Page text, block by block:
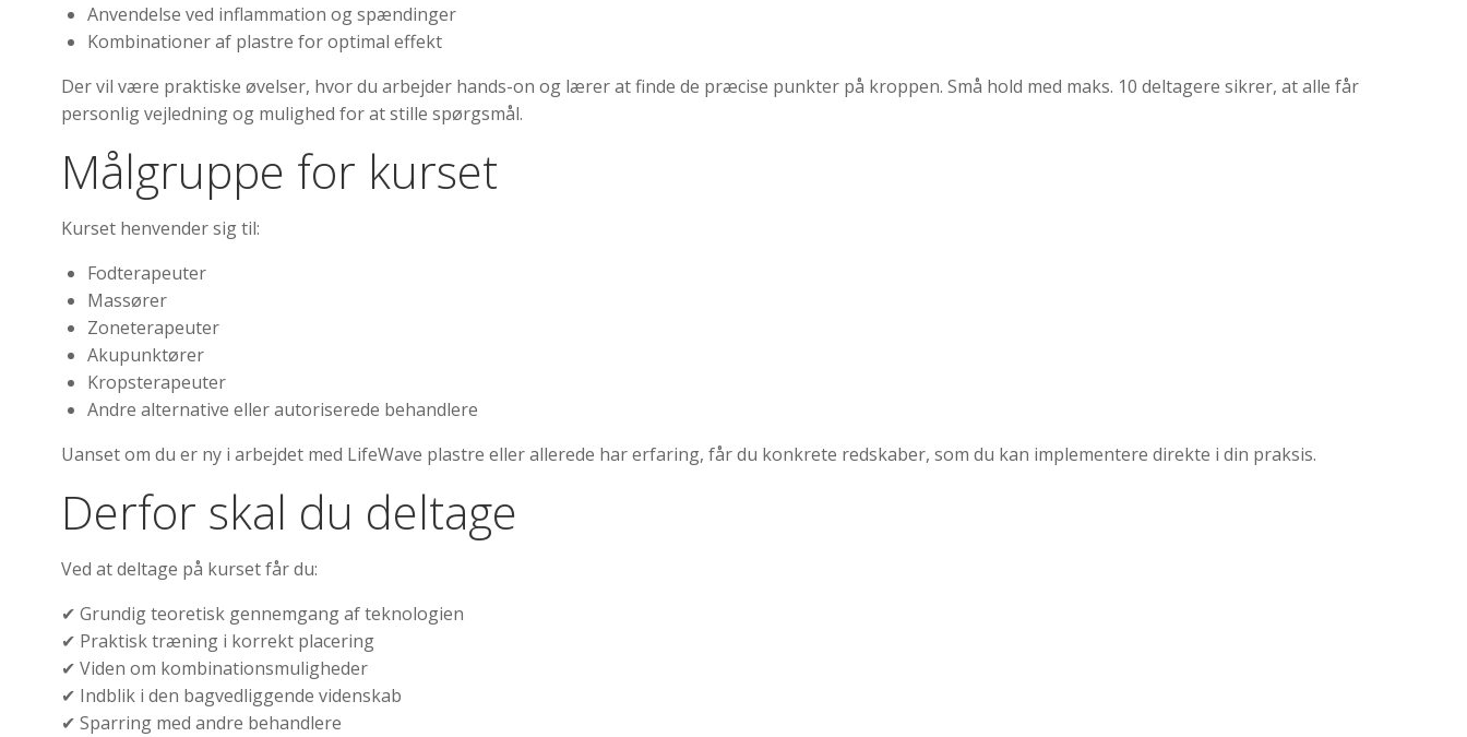
Anvendelse ved inflammation og spændinger
Kombinationer af plastre for optimal effekt
Der vil være praktiske øvelser, hvor du arbejder hands-on og lærer at finde de præcise punkter på kroppen. Små hold med maks. 10 deltagere sikrer, at alle får
personlig vejledning og mulighed for at stille spørgsmål.
Målgruppe for kurset
Kurset henvender sig til:
Fodterapeuter
Massører
Zoneterapeuter
Akupunktører
Kropsterapeuter
Andre alternative eller autoriserede behandlere
Uanset om du er ny i arbejdet med LifeWave plastre eller allerede har erfaring, får du konkrete redskaber, som du kan implementere direkte i din praksis.
Derfor skal du deltage
Ved at deltage på kurset får du:
✔ Grundig teoretisk gennemgang af teknologien
✔ Praktisk træning i korrekt placering
✔ Viden om kombinationsmuligheder
✔ Indblik i den bagvedliggende videnskab
✔ Sparring med andre behandlere